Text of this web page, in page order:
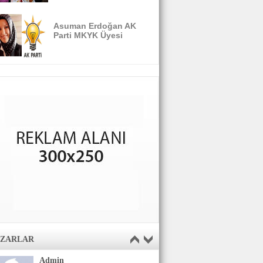
Asuman Erdoğan AK
Parti MKYK Üyesi
Admin